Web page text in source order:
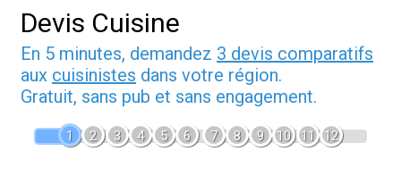
Devis Cuisine
En 5 minutes, demandez 3 devis comparatifs
aux cuisinistes dans votre région.
Gratuit, sans pub et sans engagement.
1 2 3 4 5 6 7 8 9 10 11 12